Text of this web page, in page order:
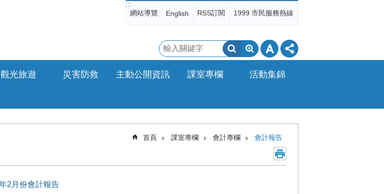
:::
網站導覽 English RSS訂閱 1999 市民服務熱線
搜
尋
觀光旅遊 災害防救 主動公開資訊 課室專欄 活動集錦
首頁 課室專欄 會計專欄 會計報告
2月份會計報告